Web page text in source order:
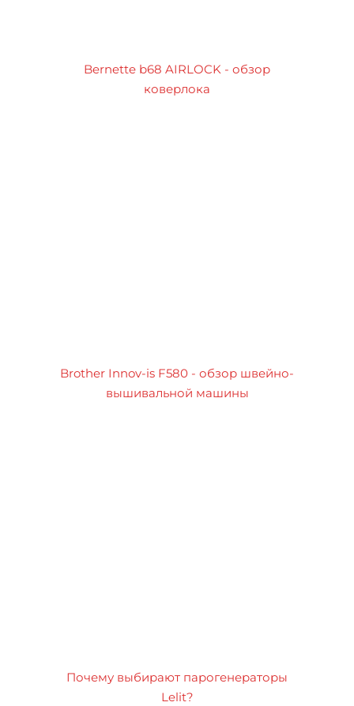
Bernette b68 AIRLOCK - обзор
коверлока
Brother Innov-is F580 - обзор швейно-
вышивальной машины
Почему выбирают парогенераторы
Lelit?